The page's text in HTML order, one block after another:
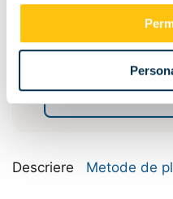
120x200
Descriere Metode de